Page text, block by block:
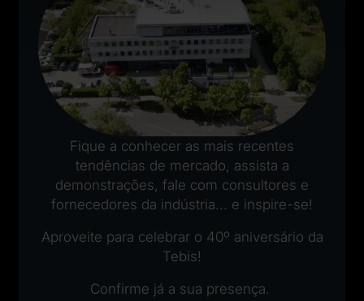
Fique a conhecer as mais recentes
tendências de mercado, assista a
demonstrações, fale com consultores e
fornecedores da indústria... e inspire-se!
Aproveite para celebrar o 40º aniversário da
Tebis!
Confirme já a sua presença.